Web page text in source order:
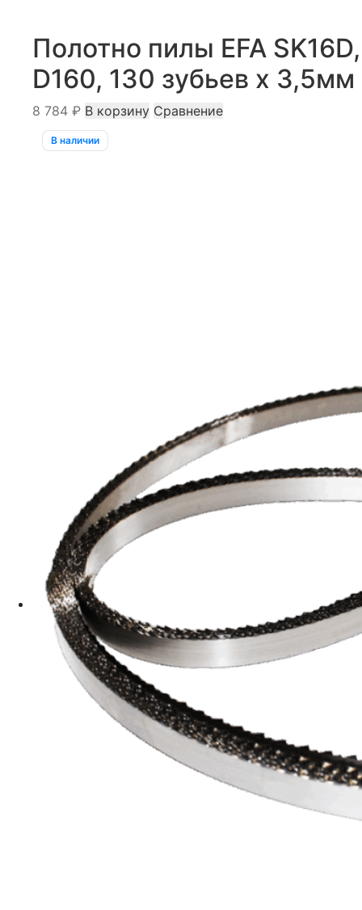
Полотно пилы EFA SK16D,
D160, 130 зубьев х 3,5мм
8 784 ₽ В корзину Сравнение
В наличии